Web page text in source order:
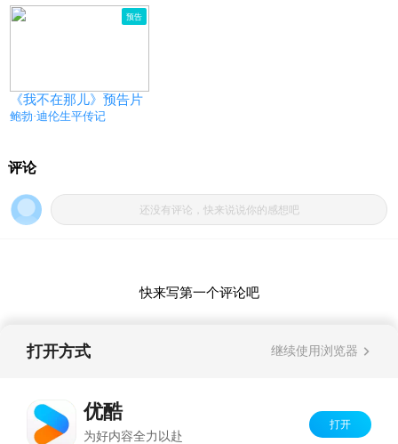
预告
《我不在那儿》预告片
鲍勃·迪伦生平传记
打开方式 继续使用浏览器
优酷
为好内容全力以赴
打开